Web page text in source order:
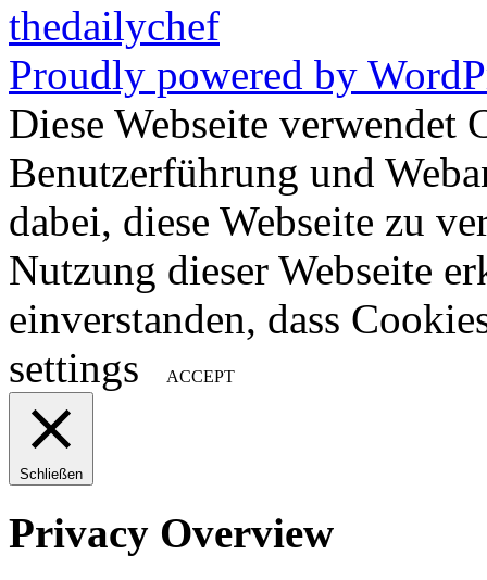
thedailychef
Proudly powered by
Diese Webseite verwendet
Benutzerführung und
dabei, diese Webseite zu
Nutzung dieser Webseite
einverstanden, dass
settings
ACCEPT
Schließen
Privacy Overview